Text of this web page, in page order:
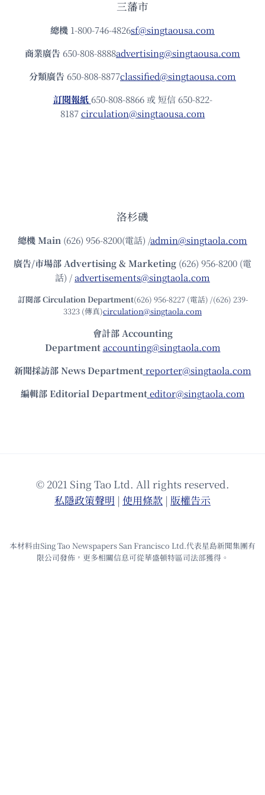
三藩市
總機 1-800-746-4826sf@singtaousa.com
商業廣告 650-808-8888advertising@singtaousa.com
分類廣告 650-808-8877classified@singtaousa.com
訂閱報紙 650-808-8866 或 短信 650-822-
8187circulation@singtaousa.com
洛杉磯
總機Main (626) 956-8200(電話) /admin@singtaola.com
廣告/市場部Advertising & Marketing (626) 956-8200 (電
話) /advertisements@singtaola.com
訂閱部 Circulation Department(626) 956-8227 (電話) /(626) 239-
3323 (傳真)circulation@singtaola.com
會計部 Accounting
Department accounting@singtaola.com
新聞採訪部 News Department reporter@singtaola.com
編輯部 Editorial Department editor@singtaola.com
© 2021 Sing Tao Ltd. All rights reserved.
私隱政策聲明 | 使⽤條款 | 版權告⽰
本材料由Sing Tao Newspapers San Francisco Ltd.代表星島新聞集團有
限公司發佈，更多相關信息可從華盛頓特區司法部獲得。